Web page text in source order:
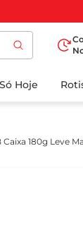
Só Hoje
180g Leve